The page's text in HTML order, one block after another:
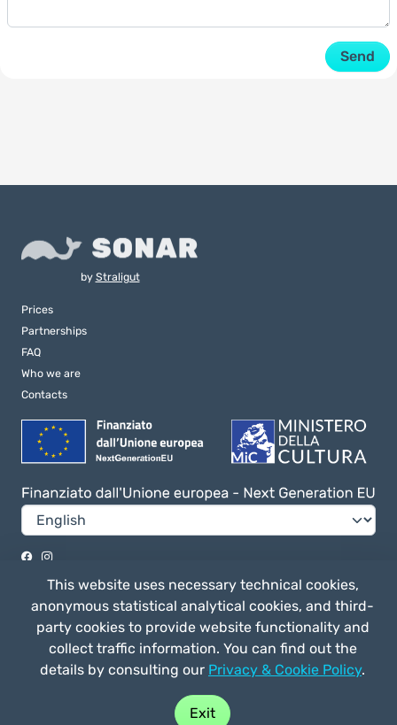
Send
by Straligut
Prices
Partnerships
FAQ
Who we are
Contacts
Straligut Associazione Impresa Sociale - Via Villa Canina 63/a 53014,
This website uses necessary technical cookies,
anonymous statistical analytical cookies, and third-
party cookies to provide website functionality and
collect traffic information. You can find out the
details by consulting our Privacy & Cookie Policy.
Exit